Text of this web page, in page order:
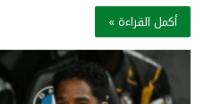
أكمل القراءة »